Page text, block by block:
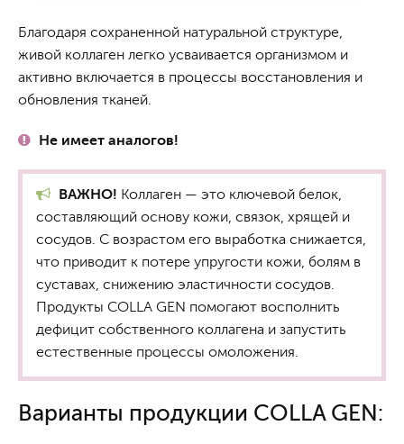
Благодаря сохраненной натуральной структуре,
живой коллаген легко усваивается организмом и
активно включается в процессы восстановления и
обновления тканей.
Не имеет аналогов!
ВАЖНО! Коллаген — это ключевой белок,
составляющий основу кожи, связок, хрящей и
сосудов. С возрастом его выработка снижается,
что приводит к потере упругости кожи, болям в
суставах, снижению эластичности сосудов.
Продукты COLLA GEN помогают восполнить
дефицит собственного коллагена и запустить
естественные процессы омоложения.
Варианты продукции COLLA GEN: